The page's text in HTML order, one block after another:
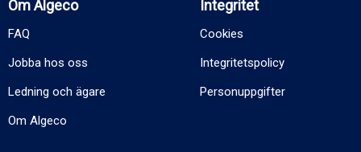
Om Algeco
FAQ
Jobba hos oss
Ledning och ägare
Om Algeco
Integritet
Cookies
Integritetspolicy
Personuppgifter